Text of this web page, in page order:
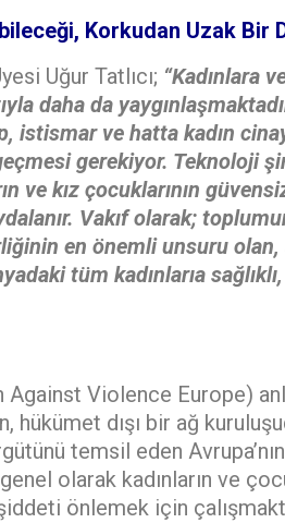
Korkudan Uzak Bir
Uğur Tatlıcı; “Kadınlara
daha da
istismar ve hatta kadın
gerekiyor. Teknoloji
ve kız çocuklarının
Vakıf olarak;
en önemli unsuru
tüm kadınlarıa
Against Violence Europe)
hükümet dışı bir ağ
temsil eden
olarak kadınların ve
önlemek için